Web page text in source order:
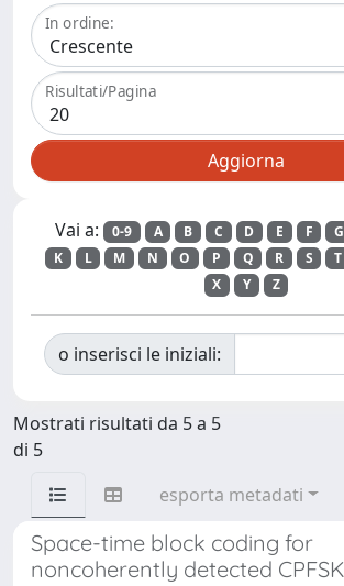
In ordine:
Risultati/Pagina
Vai a: 0-9 A B C D E F G
K
L M N O P Q R S T
X
Y Z
o inserisci le iniziali:
Mostrati risultati da 5 a 5
di 5
esporta metadati
Space-time block coding for
noncoherently detected CPFSK